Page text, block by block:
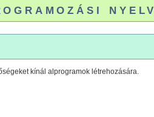
nyelv
kínál alprogramok létrehozására.